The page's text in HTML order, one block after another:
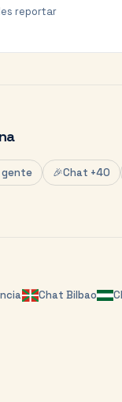
reportar
gente 🎉Chat +40
Chat Bilbao